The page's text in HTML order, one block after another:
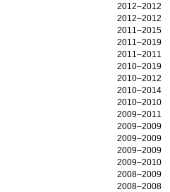
2012–2012
2012–2012
2011–2015
2011–2019
2011–2011
2010–2019
2010–2012
2010–2014
2010–2010
2009–2011
2009–2009
2009–2009
2009–2009
2009–2010
2008–2009
2008–2008